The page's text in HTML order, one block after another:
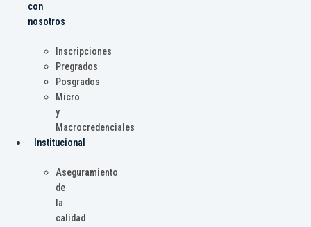
con
nosotros
Inscripciones
Pregrados
Posgrados
Micro
y
Macrocredenciales
Institucional
Aseguramiento
de
la
calidad